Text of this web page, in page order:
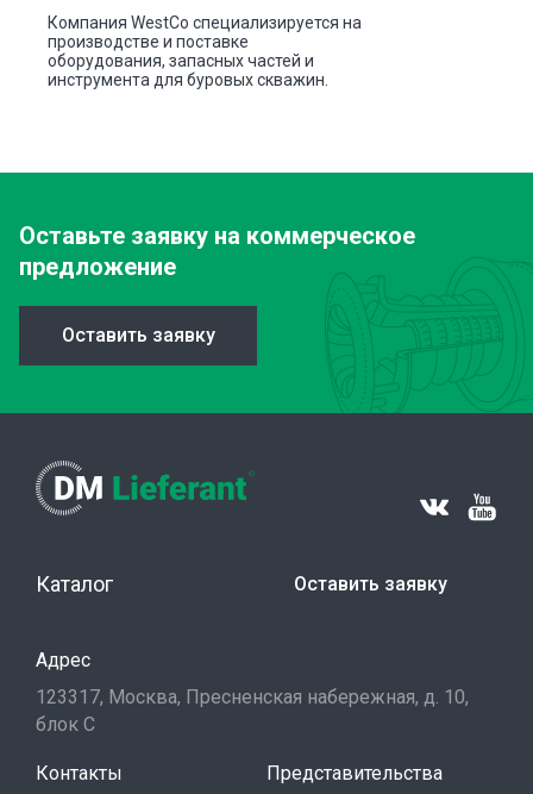
Компания WestCo специализируется на
производстве и поставке
оборудования, запасных частей и
инструмента для буровых скважин.
Оставьте заявку на коммерческое
предложение
Оставить заявку
Каталог Оставить заявку
Адрес
123317, Москва, Пресненская набережная, д. 10,
блок С
Контакты Представительства